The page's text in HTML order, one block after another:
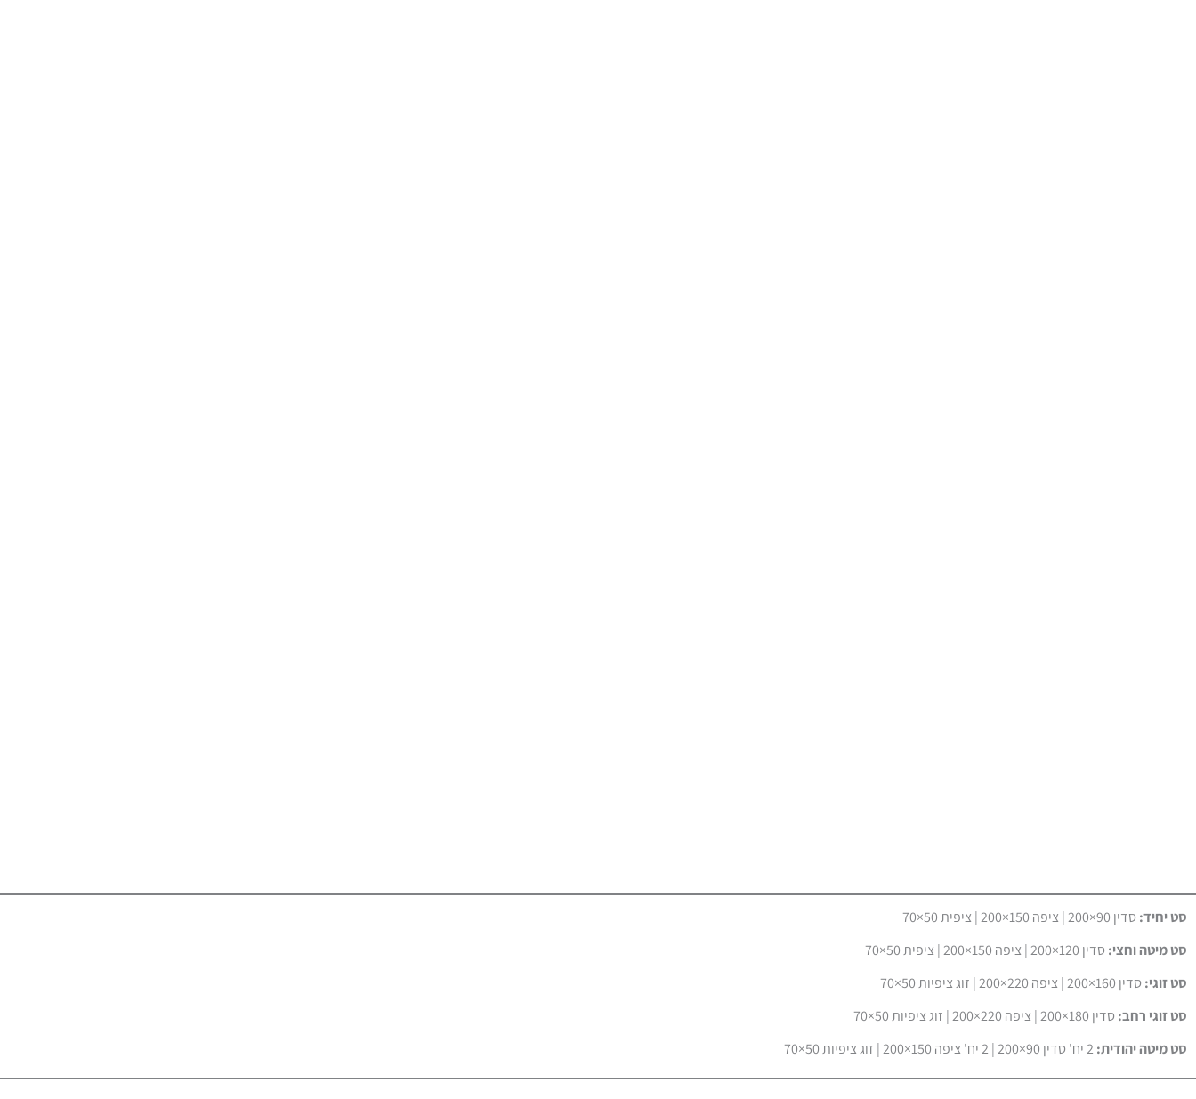
סט יחיד: סדין 90×200 | ציפה 150×200 | ציפית 50×70
סט מיטה וחצי: סדין 120×200 | ציפה 150×200 | ציפית 50×70
סט זוגי: סדין 160×200 | ציפה 220×200 | זוג ציפיות 50×70
סט זוגי רחב: סדין 180×200 | ציפה 220×200 | זוג ציפיות 50×70
סט מיטה יהודית: